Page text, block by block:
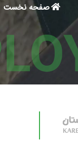
صفحه نخست